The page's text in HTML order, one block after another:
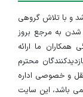
۱۳۹۱/۱/۱۰ راه اندازی شد و با تلاش گروهی
شدن به مرجع بروز
ما ارائه
محترم
و خصوصی اداره
باشد، این سایت